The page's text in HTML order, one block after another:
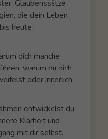
Glaubenssätze
die dein Leben
heute
dich manche
warum du dich
oder innerlich
entwickelst du
Klarheit und
mit dir selbst.